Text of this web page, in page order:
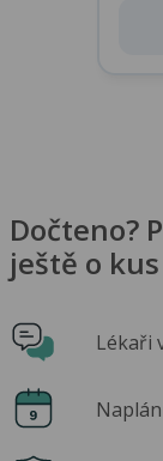
Dočteno?
ještě o
Lékaři